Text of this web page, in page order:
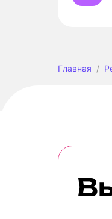
Главная